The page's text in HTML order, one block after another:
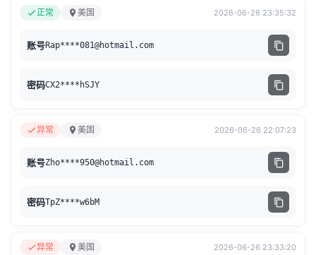
正常 美国 2026-06-26 23:35:32
账号Rap****081@hotmail.com
密码CX2****hSJY
异常 美国 2026-06-26 22:07:23
账号Zho****950@hotmail.com
密码TpZ****w6bM
异常 美国 2026-06-26 23:33:20